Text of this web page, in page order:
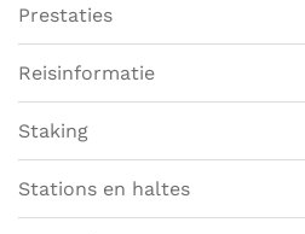
Prestaties
Reisinformatie
Staking
Stations en haltes